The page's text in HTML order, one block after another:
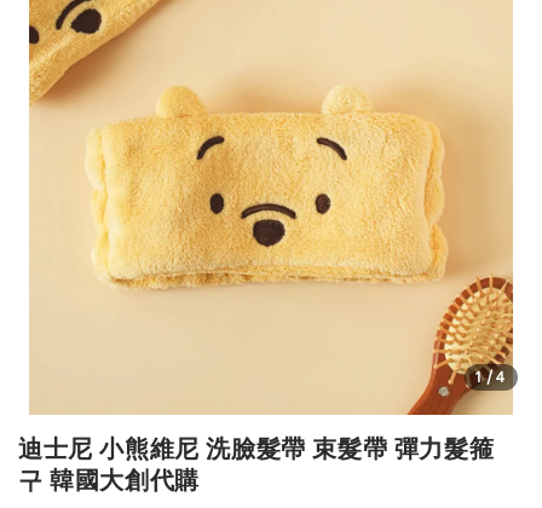
1/4
迪士尼 小熊維尼 洗臉髮帶 束髮帶 彈力髮箍
구 韓國大創代購